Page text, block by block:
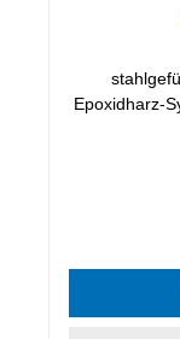
Epoxidharz-